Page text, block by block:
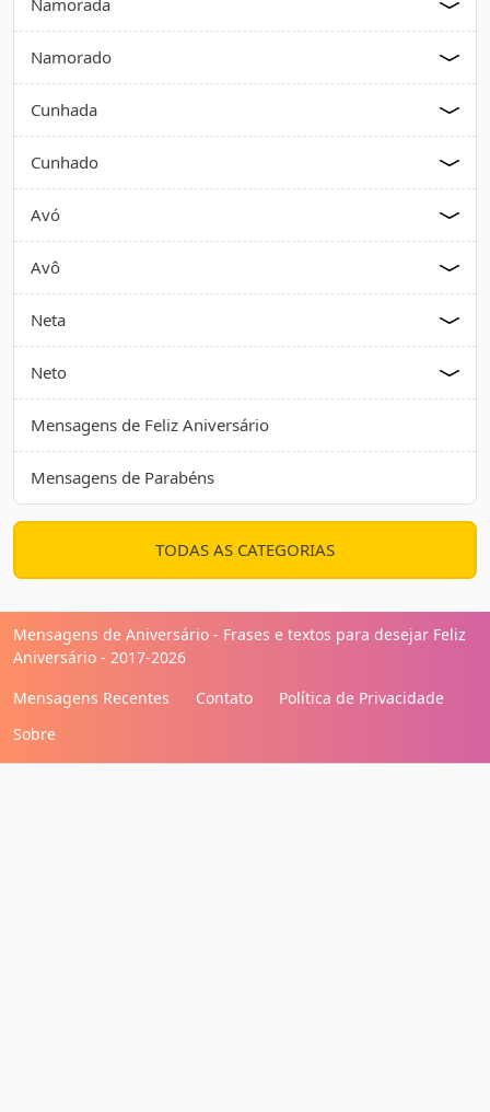
Namorada
Namorado
Cunhada
Cunhado
Avó
Avô
Neta
Neto
Mensagens de Feliz Aniversário
Mensagens de Parabéns
TODAS AS CATEGORIAS
Mensagens de Aniversário - Frases e textos para desejar Feliz
Aniversário - 2017-2026
Mensagens Recentes
Contato
Política de Privacidade
Sobre